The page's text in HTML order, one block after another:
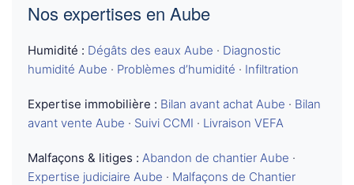
Nos expertises en Aube
Humidité : Dégâts des eaux Aube · Diagnostic
humidité Aube · Problèmes d’humidité · Infiltration
Expertise immobilière : Bilan avant achat Aube · Bilan
avant vente Aube · Suivi CCMI · Livraison VEFA
Malfaçons & litiges : Abandon de chantier Aube ·
Expertise judiciaire Aube · Malfaçons de Chantier